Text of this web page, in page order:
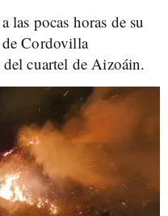
las pocas horas de su
Cordovilla
cuartel de Aizoáin.